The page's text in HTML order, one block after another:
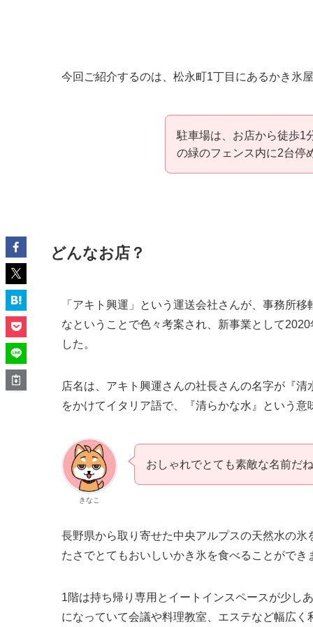
今回ご紹介するのは、松永町1丁目にあるかき氷屋
駐車場は、お店から徒歩1
の緑のフェンス内に2台停
どんなお店？
「アキト興運」という運送会社さんが、事務所
なということで色々考案され、新事業として
した。
店名は、アキト興運さんの社長さんの名字が『
をかけてイタリア語で、『清らかな水』という
きなこ
おしゃれでとても素敵な名前だね
長野県から取り寄せた中央アルプスの天然水の
たさでとてもおいしいかき氷を食べることができ
1階は持ち帰り専用とイートインスペースが少し
になっていて会議や料理教室、エステなど幅広